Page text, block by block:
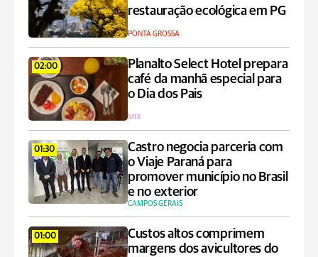
restauração ecológica em PG
PONTA GROSSA
02:00
Planalto Select Hotel prepara
café da manhã especial para
o Dia dos Pais
MIX
01:30
Castro negocia parceria com
o Viaje Paraná para
promover município no Brasil
e no exterior
CAMPOS GERAIS
01:00
Custos altos comprimem
margens dos avicultores do